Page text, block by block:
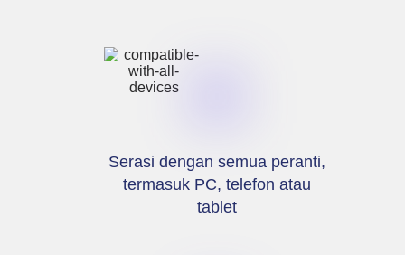
Serasi dengan semua peranti,
termasuk PC, telefon atau
tablet